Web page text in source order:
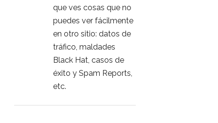
que ves cosas que no
puedes ver fácilmente
en otro sitio: datos de
tráfico, maldades
Black Hat, casos de
éxito y Spam Reports,
etc.